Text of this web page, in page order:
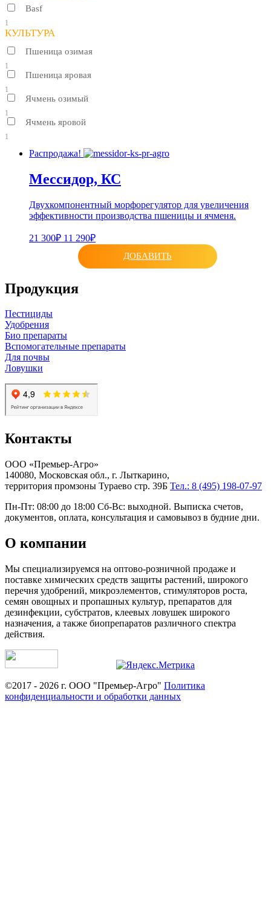
Basf
1
КУЛЬТУРА
Пшеница озимая
1
Пшеница яровая
1
Ячмень озимый
1
Ячмень яровой
1
Распродажа!
Мессидор, КС
Двухкомпонентный морфорегулятор для увеличения
эффективности производства пшеницы и ячменя.
21 300₽ 11 290₽
ДОБАВИТЬ
Продукция
Пестициды
Удобрения
Био препараты
Вспомогательные препараты
Для почвы
Ловушки
Контакты
ООО «Премьер-Агро»
140080, Московская обл., г. Лыткарино,
территория промзоны Тураево стр. 39Б Тел.: 8 (495) 198-07-97
Пн-Пт: 08:00 до 18:00 Сб-Вс: выходной. Выписка счетов,
документов, оплата, консультация и самовывоз в будние дни.
О компании
Мы специализируемся на оптово-розничной продаже и
поставке химических средств защиты растений, широкого
перечня удобрений, микроэлементов, стимуляторов роста,
семян овощных и пропашных культур, препаратов для
дезинфекции, субстратов, клеевых ловушек широкого
назначения, а также биопрепаратов различного спектра
действия.
©2017 - 2026 г. ООО "Премьер-Агро" Политика
конфиденциальности и обработки данных